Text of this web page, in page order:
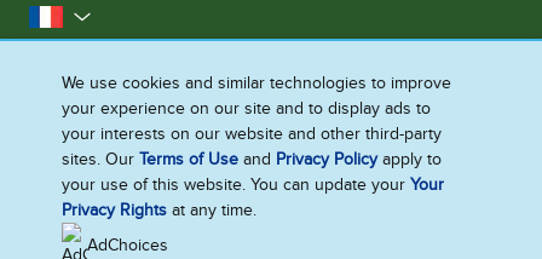
la France
Accessibilité
Contactez-nous
Mentions Légales
Politique Cookies
Politique de confidentialité
Plan du site
Paramètres des cookies
We use cookies and similar technologies to improve
your experience on our site and to display ads to
your interests on our website and other third-party
sites. OurTerms of Use and Privacy Policyapply to
your use of this website. You can update yourYour
Privacy Rights at any time.
AdChoices